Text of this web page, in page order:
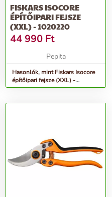
FISKARS ISOCORE
ÉPÍTŐIPARI FEJSZE
(XXL) - 1020220
44 990 Ft
Pepita
Hasonlók, mint Fiskars Isocore
építőipari fejsze (XXL) -
1020220